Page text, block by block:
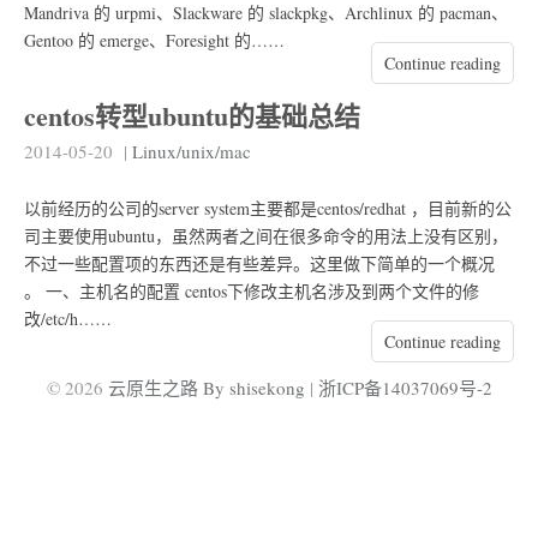
Mandriva 的 urpmi、Slackware 的 slackpkg、Archlinux 的 pacman、
Gentoo 的 emerge、Foresight 的……
Continue reading
centos转型ubuntu的基础总结
2014-05-20 | Linux/unix/mac
以前经历的公司的server system主要都是centos/redhat ，目前新的公
司主要使用ubuntu，虽然两者之间在很多命令的用法上没有区别，
不过一些配置项的东西还是有些差异。这里做下简单的一个概况
。 一、主机名的配置 centos下修改主机名涉及到两个文件的修
改/etc/h……
Continue reading
© 2026 云原生之路 By shisekong | 浙ICP备14037069号-2